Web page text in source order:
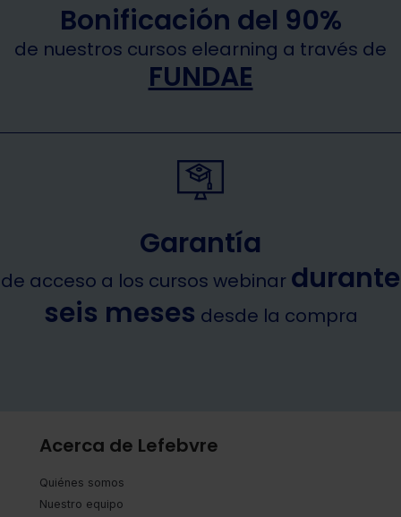
Bonificación del 90%
de nuestros cursos elearning a través de
FUNDAE
Garantía
de acceso a los cursos webinar durante
seis meses desde la compra
Acerca de Lefebvre
Quiénes somos
Nuestro equipo